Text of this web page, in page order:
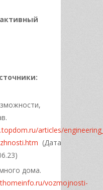
articles/
(Дата
дома.
vozmojnosti-